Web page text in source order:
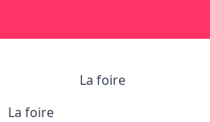
La foire
La foire